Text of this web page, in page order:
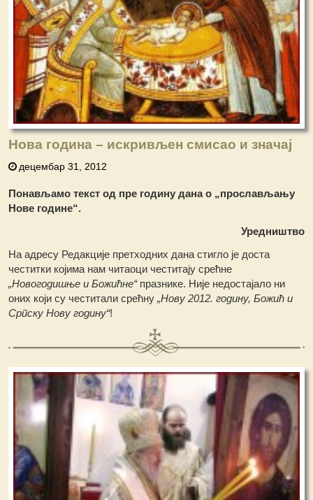
Нова година – искривљен смисао и значај
децембар 31, 2012
Понављамо текст од пре годину дана о „прослављању
Нове године“.
Уредништво
На адресу Редакције претходних дана стигло је доста
честитки којима нам читаоци честитају срећне
„Новогодишње и Божићне“празнике. Није недостајало ни
оних који су честитали срећну„Нову 2012. годину, Божић и
Српску Нову годину“!